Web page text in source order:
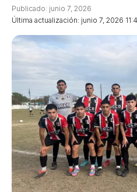
Última actualización: junio 7, 2026
Publicado: junio 7, 2026